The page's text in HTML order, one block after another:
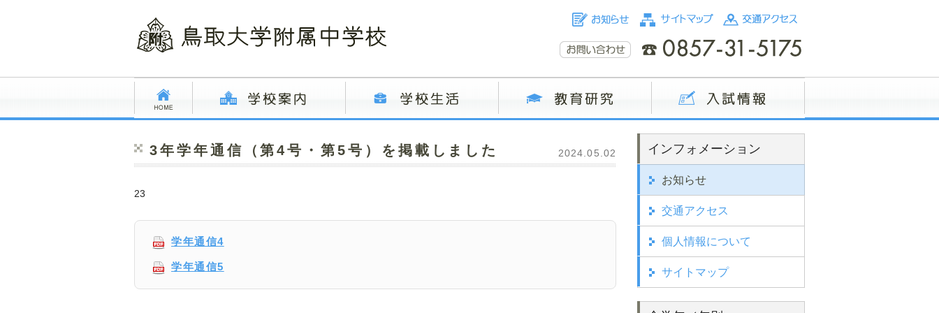
インフォメーション
お知らせ
交通アクセス
個人情報について
サイトマップ
3年学年通信（第4号・第5号）を掲載しました 2024.05.02
23
学年通信4
学年通信5